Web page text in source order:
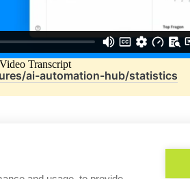
ai-automation-hub/statistics